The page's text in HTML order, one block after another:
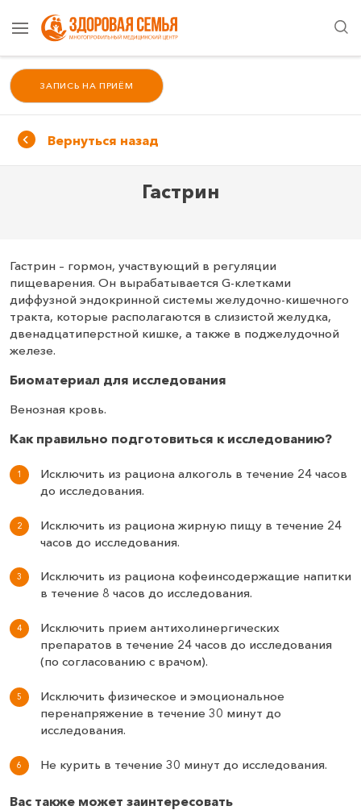
ЗАПИСЬ НА ПРИЁМ
Вернуться назад
Гастрин
Гастрин – гормон, участвующий в регуляции
пищеварения. Он вырабатывается G-клетками
диффузной эндокринной системы желудочно-кишечного
тракта, которые располагаются в слизистой желудка,
двенадцатиперстной кишке, а также в поджелудочной
железе.
Биоматериал для исследования
Венозная кровь.
Как правильно подготовиться к исследованию?
Исключить из рациона алкоголь в течение 24 часов
до исследования.
Исключить из рациона жирную пищу в течение 24
часов до исследования.
Исключить из рациона кофеинсодержащие напитки
в течение 8 часов до исследования.
Исключить прием антихолинергических
препаратов в течение 24 часов до исследования
(по согласованию с врачом).
Исключить физическое и эмоциональное
перенапряжение в течение 30 минут до
исследования.
Не курить в течение 30 минут до исследования.
Вас также может заинтересовать